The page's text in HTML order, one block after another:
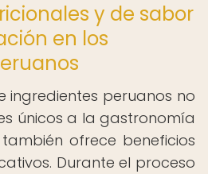
y de sabor
en los
ingredientes peruanos no
únicos a la gastronomía
ofrece beneficios
Durante el proceso